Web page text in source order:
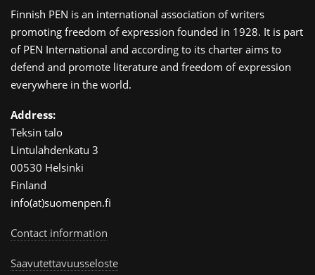
Finnish PEN is an international association of writers
promoting freedom of expression founded in 1928. It is part
of PEN International and according to its charter aims to
defend and promote literature and freedom of expression
everywhere in the world.
Address:
Teksin talo
Lintulahdenkatu 3
00530 Helsinki
Finland
info(at)suomenpen.fi
Contact information
Saavutettavuusseloste